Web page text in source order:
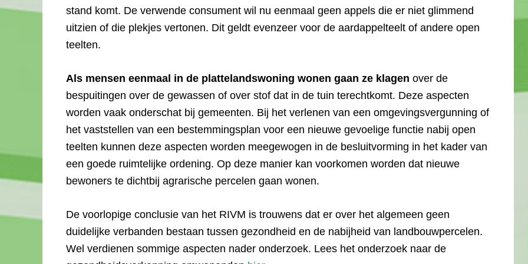
stand komt. De verwende consument wil nu eenmaal geen appels die er niet glimmend
uitzien of die plekjes vertonen. Dit geldt evenzeer voor de aardappelteelt of andere open
teelten.
Als mensen eenmaal in de plattelandswoning wonen gaan ze klagen over de
bespuitingen over de gewassen of over stof dat in de tuin terechtkomt. Deze aspecten
worden vaak onderschat bij gemeenten. Bij het verlenen van een omgevingsvergunning of
het vaststellen van een bestemmingsplan voor een nieuwe gevoelige functie nabij open
teelten kunnen deze aspecten worden meegewogen in de besluitvorming in het kader van
een goede ruimtelijke ordening. Op deze manier kan voorkomen worden dat nieuwe
bewoners te dichtbij agrarische percelen gaan wonen.
De voorlopige conclusie van het RIVM is trouwens dat er over het algemeen geen
duidelijke verbanden bestaan tussen gezondheid en de nabijheid van landbouwpercelen.
Wel verdienen sommige aspecten nader onderzoek. Lees het onderzoek naar de